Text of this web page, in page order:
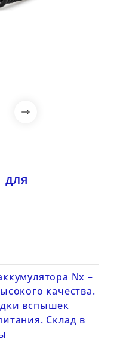
для
Nx –
качества.
вспышек
Склад в